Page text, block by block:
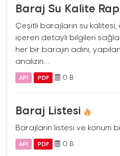
Baraj Su Kalite
Çeşitli barajların su kalitesi,
içeren detaylı bilgileri
her bir barajın adını,
analizin...
API PDF 0 B
Baraj Listesi
Barajların listesi ve konum
API PDF 0 B